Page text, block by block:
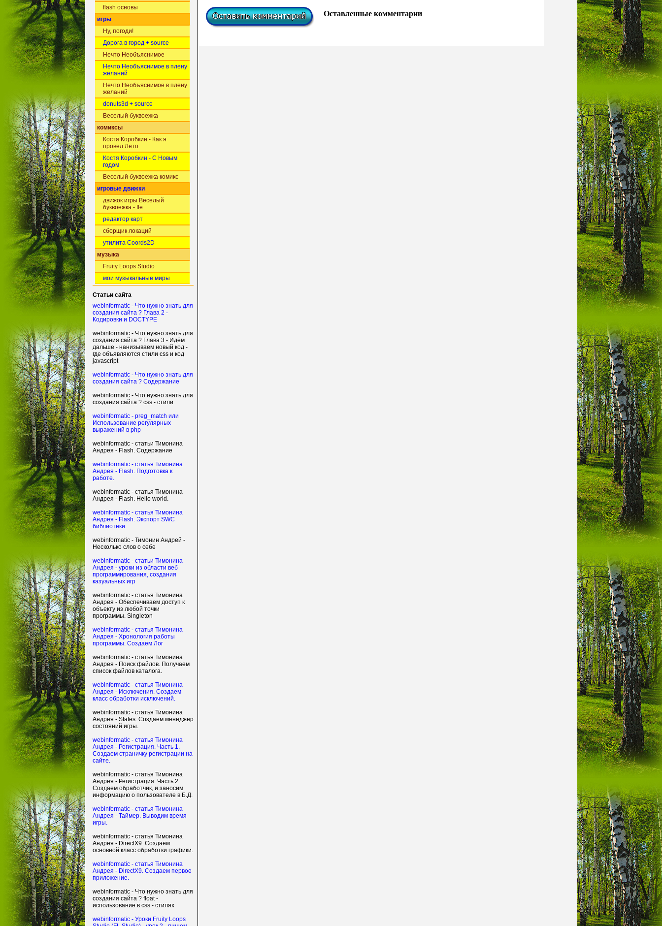
flash основы
игры
Ну, погоди!
Дорога в город + source
Нечто Необъяснимое
Нечто Необъяснимое в плену
желаний
Нечто Необъяснимое в плену
желаний
donuts3d + source
Веселый буквоежка
комиксы
Костя Коробкин - Как я
провел Лето
Костя Коробкин - С Новым
годом
Веселый буквоежка комикс
игровые движки
движок игры Веселый
буквоежка - fle
редактор карт
сборщик локаций
утилита Coords2D
музыка
Fruity Loops Studio
мои музыкальные миры
Статьи сайта
webinformatic - Что нужно знать для
создания сайта ? Глава 2 -
Кодировки и DOCTYPE
webinformatic - Что нужно знать для
создания сайта ? Глава 3 - Идём
дальше - нанизываем новый код -
где объявляются стили css и код
javascript
webinformatic - Что нужно знать для
создания сайта ? Содержание
webinformatic - Что нужно знать для
создания сайта ? css - стили
webinformatic - preg_match или
Использование регулярных
выражений в php
webinformatic - статьи Тимонина
Андрея - Flash. Содержание
webinformatic - статья Тимонина
Андрея - Flash. Подготовка к
работе.
webinformatic - статья Тимонина
Андрея - Flash. Hello world.
webinformatic - статья Тимонина
Андрея - Flash. Экспорт SWC
библиотеки.
webinformatic - Тимонин Андрей -
Несколько слов о себе
webinformatic - статьи Тимонина
Андрея - уроки из области веб
программирования, создания
казуальных игр
webinformatic - статья Тимонина
Андрея - Обеспечиваем доступ к
объекту из любой точки
программы. Singleton
webinformatic - статья Тимонина
Андрея - Хронология работы
программы. Создаем Лог
webinformatic - статья Тимонина
Андрея - Поиск файлов. Получаем
список файлов каталога.
webinformatic - статья Тимонина
Андрея - Исключения. Создаем
класс обработки исключений.
webinformatic - статья Тимонина
Андрея - States. Создаем менеджер
состояний игры.
webinformatic - статья Тимонина
Андрея - Регистрация. Часть 1.
Создаем страничку регистрации на
сайте.
webinformatic - статья Тимонина
Андрея - Регистрация. Часть 2.
Создаем обработчик, и заносим
информацию о пользователе в Б.Д.
webinformatic - статья Тимонина
Андрея - Таймер. Выводим время
игры.
webinformatic - статья Тимонина
Андрея - DirectX9. Создаем
основной класс обработки графики.
webinformatic - статья Тимонина
Андрея - DirectX9. Создаем первое
приложение.
webinformatic - Что нужно знать для
создания сайта ? float -
использование в css - стилях
webinformatic - Уроки Fruity Loops
Оставленные комментарии